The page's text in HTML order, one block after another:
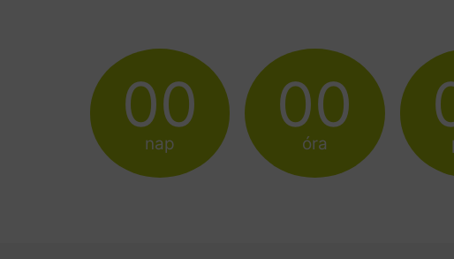
00
nap
00
óra